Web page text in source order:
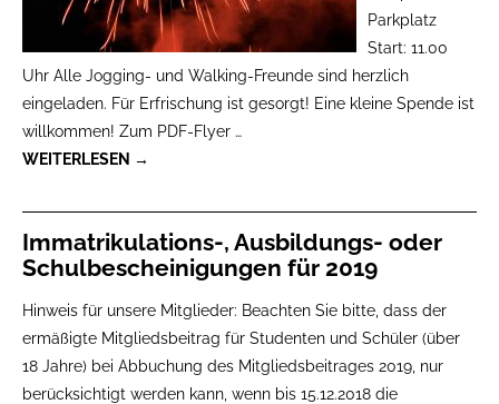
Parkplatz
Start: 11.00
Uhr Alle Jogging- und Walking-Freunde sind herzlich
eingeladen. Für Erfrischung ist gesorgt! Eine kleine Spende ist
willkommen! Zum PDF-Flyer …
WEITERLESEN →
Immatrikulations-, Ausbildungs- oder
Schulbescheinigungen für 2019
Hinweis für unsere Mitglieder: Beachten Sie bitte, dass der
ermäßigte Mitgliedsbeitrag für Studenten und Schüler (über
18 Jahre) bei Abbuchung des Mitgliedsbeitrages 2019, nur
berücksichtigt werden kann, wenn bis 15.12.2018 die